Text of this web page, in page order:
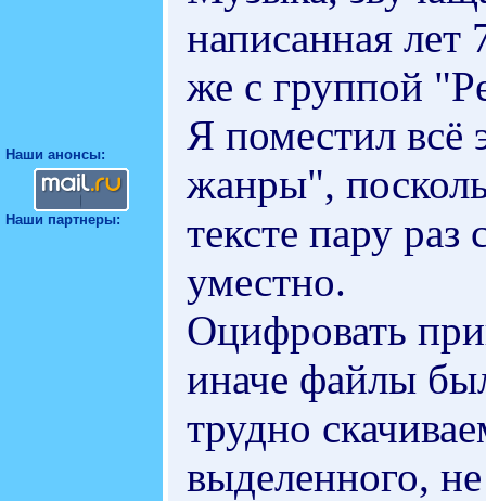
Наши анонсы:
Наши партнеры:
написанная лет
же с группой
Я поместил всё
жанры",
тексте пару
уместно.
Оцифровать
иначе файлы
трудно
выделенного,